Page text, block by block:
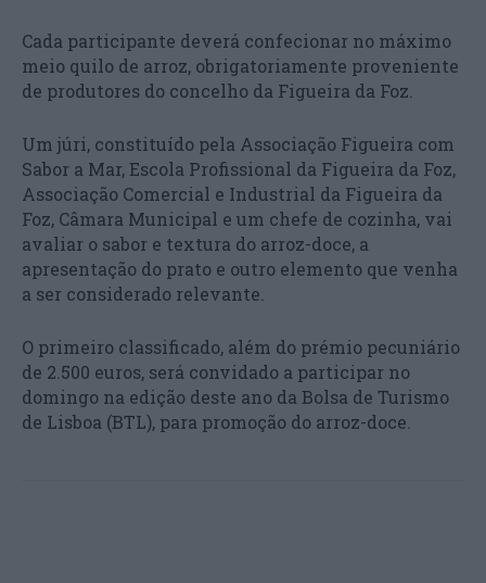
Cada participante deverá confecionar no máximo
meio quilo de arroz, obrigatoriamente proveniente
de produtores do concelho da Figueira da Foz.
Um júri, constituído pela Associação Figueira com
Sabor a Mar, Escola Profissional da Figueira da Foz,
Associação Comercial e Industrial da Figueira da
Foz, Câmara Municipal e um chefe de cozinha, vai
avaliar o sabor e textura do arroz-doce, a
apresentação do prato e outro elemento que venha
a ser considerado relevante.
O primeiro classificado, além do prémio pecuniário
de 2.500 euros, será convidado a participar no
domingo na edição deste ano da Bolsa de Turismo
de Lisboa (BTL), para promoção do arroz-doce.